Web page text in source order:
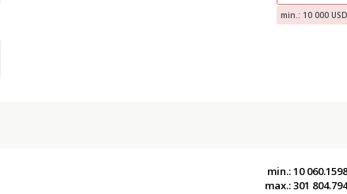
min.: 10 000
min.: 10
max.: 301